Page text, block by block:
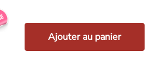
Ajouter au panier